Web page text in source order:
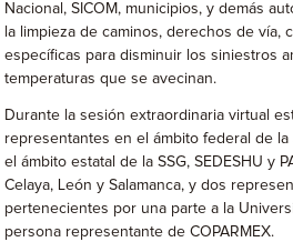
Nacional, SICOM, municipios, y demás
la limpieza de caminos, derechos de vía,
específicas para disminuir los siniestros
temperaturas que se avecinan.
Durante la sesión extraordinaria virtual
representantes en el ámbito federal de la
el ámbito estatal de la SSG, SEDESHU y
Celaya, León y Salamanca, y dos
pertenecientes por una parte a la
persona representante de COPARMEX.